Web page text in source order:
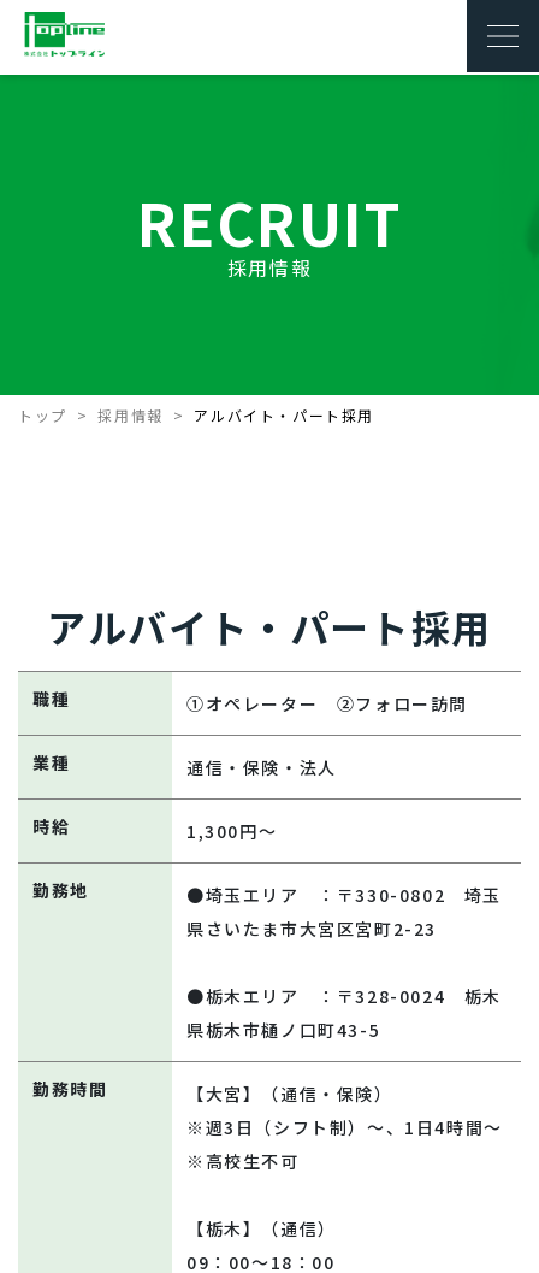
RECRUIT
採用情報
トップ 採用情報 アルバイト・パート採用
アルバイト・パート採用
職種 ①オペレーター ②フォロー訪問
業種 通信・保険・法人
時給 1,300円～
勤務地
●埼玉エリア ：〒330-0802 埼玉
県さいたま市大宮区宮町2-23
●栃木エリア ：〒328-0024 栃木
県栃木市樋ノ口町43-5
勤務時間
【大宮】（通信・保険）
※週3日（シフト制）～、1日4時間～
※高校生不可
【栃木】（通信）
09：00～18：00